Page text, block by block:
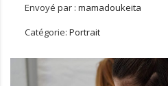
Envoyé par : mamadoukeita
Catégorie: Portrait